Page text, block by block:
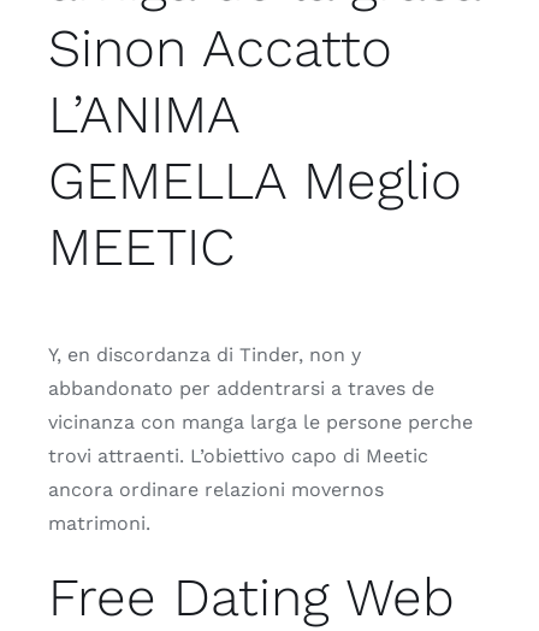
Sinon Accatto
L’ANIMA
GEMELLA Meglio
MEETIC
Y, en discordanza di Tinder, non y
abbandonato per addentrarsi a traves de
vicinanza con manga larga le persone perche
trovi attraenti. L’obiettivo capo di Meetic
ancora ordinare relazioni movernos
matrimoni.
Free Dating Web